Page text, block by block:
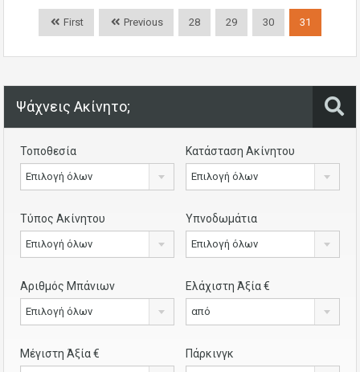
First Previous 28 29 30 31
Ψάχνεις Ακίνητο;
Τοποθεσία
Επιλογή όλων
Κατάσταση Ακίνητου
Επιλογή όλων
Τύπος Ακίνητου
Επιλογή όλων
Υπνοδωμάτια
Επιλογή όλων
Αριθμός Μπάνιων
Επιλογή όλων
Ελάχιστη Άξία €
από
Μέγιστη Άξία € Πάρκινγκ